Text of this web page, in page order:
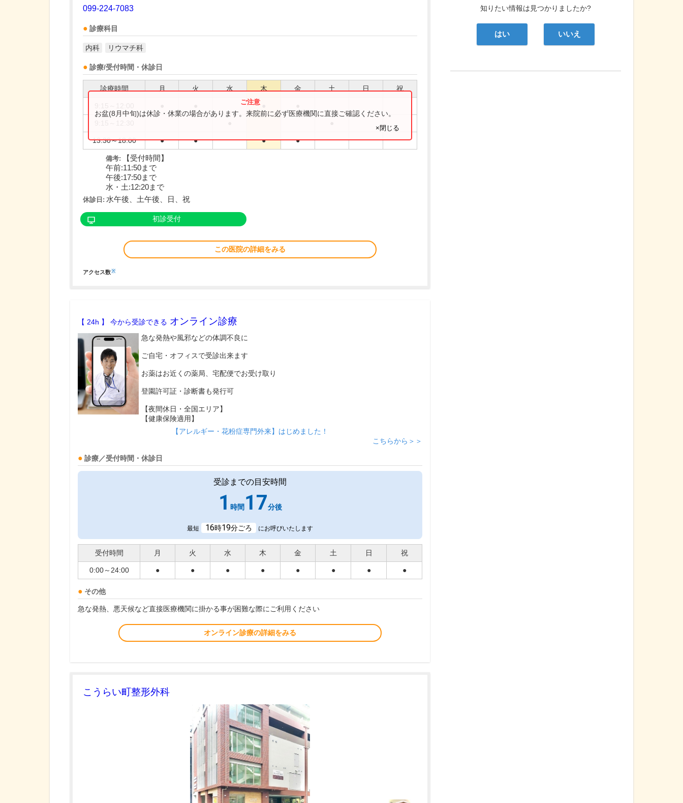
099-224-7083
診療科目
内科 リウマチ科
診療/受付時間・休診日
診療時間 月 火 水 木 金 土 日 祝
13:30～18:00 ● ● ● ●
お盆(8月中旬)は休診・休業の場合があります。来院前に必ず医療機関に直接ご確認ください。
×閉じる
備考:
【受付時間】
午前:11:50まで
午後:17:50まで
水・土:12:20まで
休診日: 水午後、土午後、日、祝
初診受付
この医院の詳細をみる
アクセス数※
【 24h 】 今から受診できる オンライン診療
急な発熱や風邪などの体調不良に
ご自宅・オフィスで受診出来ます
お薬はお近くの薬局、宅配便でお受け取り
登園許可証・診断書も発行可
【夜間休日・全国エリア】
【健康保険適用】
【アレルギー・花粉症専門外来】はじめました！
こちらから＞＞
診療／受付時間・休診日
受診までの目安時間
1 時間17分後
最短 16時19分ごろ にお呼びいたします
受付時間 月 火 水 木 金 土 日 祝
0:00～24:00 ● ● ● ● ● ● ● ●
その他
急な発熱、悪天候など直接医療機関に掛かる事が困難な際にご利用ください
オンライン診療の詳細をみる
こうらい町整形外科
知りたい情報は見つかりましたか?
はい いいえ